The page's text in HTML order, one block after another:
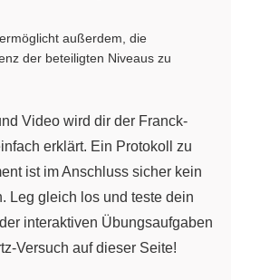
außerdem, die
der beteiligten Niveaus zu
Video wird dir der Franck-
erklärt. Ein Protokoll zu
ist im Anschluss sicher kein
Leg gleich los und teste dein
interaktiven Übungsaufgaben
Versuch auf dieser Seite!